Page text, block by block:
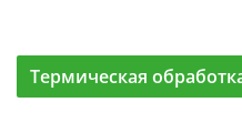
Термическая